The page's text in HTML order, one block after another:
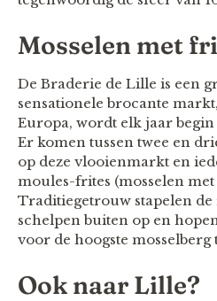
Mosselen met
De Braderie de Lille is een
sensationele brocante
Europa, wordt elk jaar
Er komen tussen twee en
op deze vlooienmarkt en
moules-frites (mosselen
Traditiegetrouw stapelen de
schelpen buiten op en
voor de hoogste mosselberg
Ook naar Lille?